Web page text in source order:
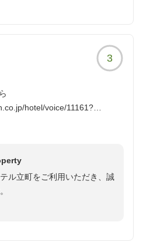
3
ら
hotel/voice/11161?
ル立町をご利用いただき、誠